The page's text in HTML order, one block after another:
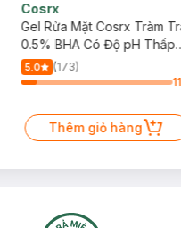
Cosrx
Gel Rửa Mặt Cosrx Tràm
0.5% BHA Có Độ pH Thấp
150ml
5.0
(173)
11
Thêm giỏ hàng